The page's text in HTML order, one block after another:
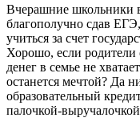
Вчерашние школьники
благополучно сдав
учиться за счет
Хорошо, если родители
денег в семье не
останется мечтой? Да
образовательный
палочкой-